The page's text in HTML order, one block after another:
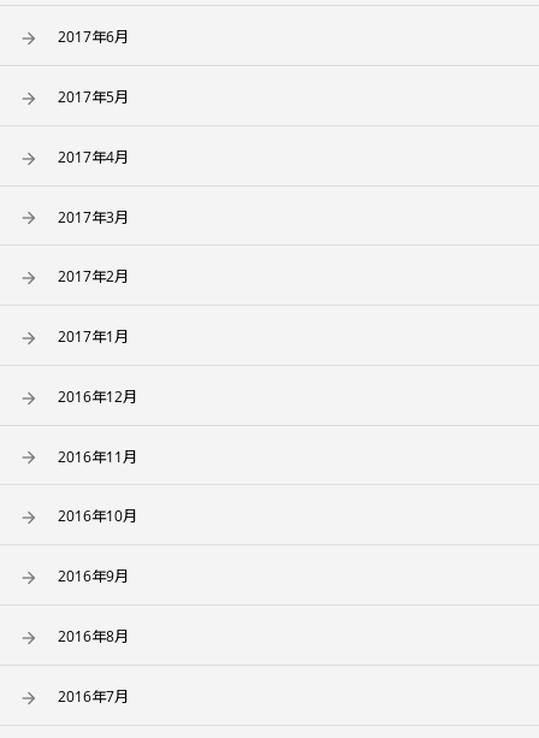
2017年6月
2017年5月
2017年4月
2017年3月
2017年2月
2017年1月
2016年12月
2016年11月
2016年10月
2016年9月
2016年8月
2016年7月